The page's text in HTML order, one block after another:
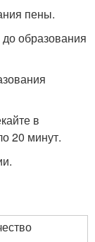
пены.
образования
в
20 минут.